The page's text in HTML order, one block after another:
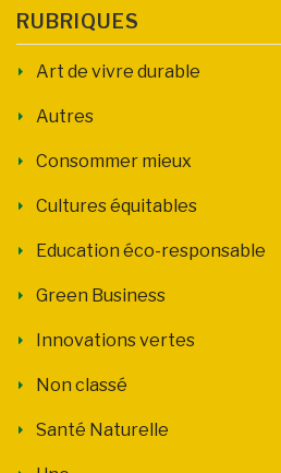
RUBRIQUES
Art de vivre durable
Autres
Consommer mieux
Cultures équitables
Education éco-responsable
Green Business
Innovations vertes
Non classé
Santé Naturelle